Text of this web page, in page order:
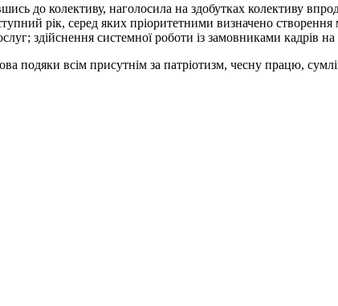
до колективу, наголосила на здобутках колективу
рік, серед яких пріоритетними визначено
здійснення системної роботи із замовниками кадрів
подяки всім присутнім за патріотизм, чесну працю,